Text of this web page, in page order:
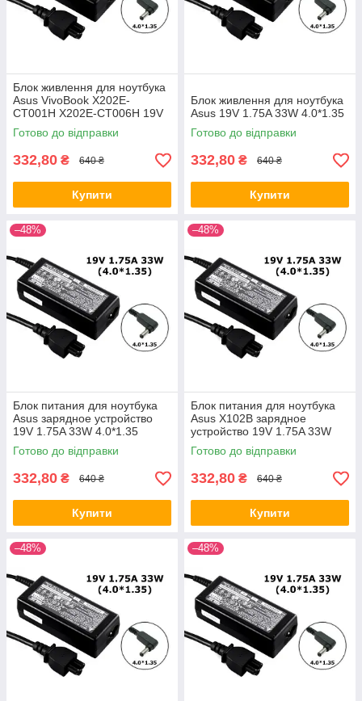
Блок живлення для ноутбука
Asus VivoBook X202E-
CT001H X202E-CT006H 19V
1.75A 33W
Готово до відправки
332,80 ₴ 640 ₴
Купити
Блок живлення для ноутбука
Asus 19V 1.75A 33W 4.0*1.35
Готово до відправки
332,80 ₴ 640 ₴
Купити
–48%
Блок питания для ноутбука
Asus зарядное устройство
19V 1.75A 33W 4.0*1.35
Готово до відправки
332,80 ₴ 640 ₴
Купити
–48%
Блок питания для ноутбука
Asus X102B зарядное
устройство 19V 1.75A 33W
4.0*1.35
Готово до відправки
332,80 ₴ 640 ₴
Купити
–48% –48%